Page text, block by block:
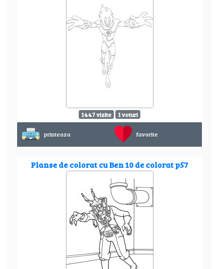
1447 vizite 1 voturi
printeaza favorite
Planse de colorat cu Ben 10 de colorat p57